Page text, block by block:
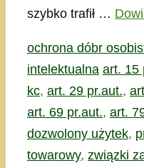
szybko trafił …
Kategorie
ochrona dóbr
intelektualna Tagi
art. 15
kc, art. 29 pr.aut.,
art. 69 pr.aut., art.
dozwolony użytek,
towarowy, związki